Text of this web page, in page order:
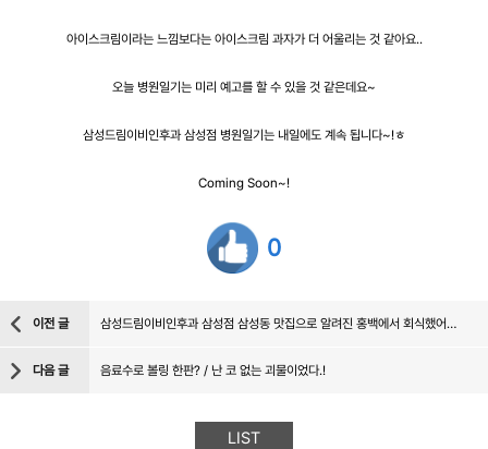
아이스크림이라는 느낌보다는 아이스크림 과자가 더 어울리는 것 같아요..
오늘 병원일기는 미리 예고를 할 수 있을 것 같은데요~
삼성드림이비인후과 삼성점 병원일기는 내일에도 계속 됩니다~!ㅎ
Coming Soon~!
0
이전 글 삼성드림이비인후과 삼성점 삼성동 맛집으로 알려진 홍백에서 회식했어요~
다음 글 음료수로 볼링 한판? / 난 코 없는 괴물이었다.!
LIST